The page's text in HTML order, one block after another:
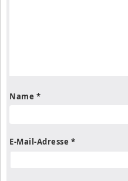
Name *
E-Mail-Adresse *